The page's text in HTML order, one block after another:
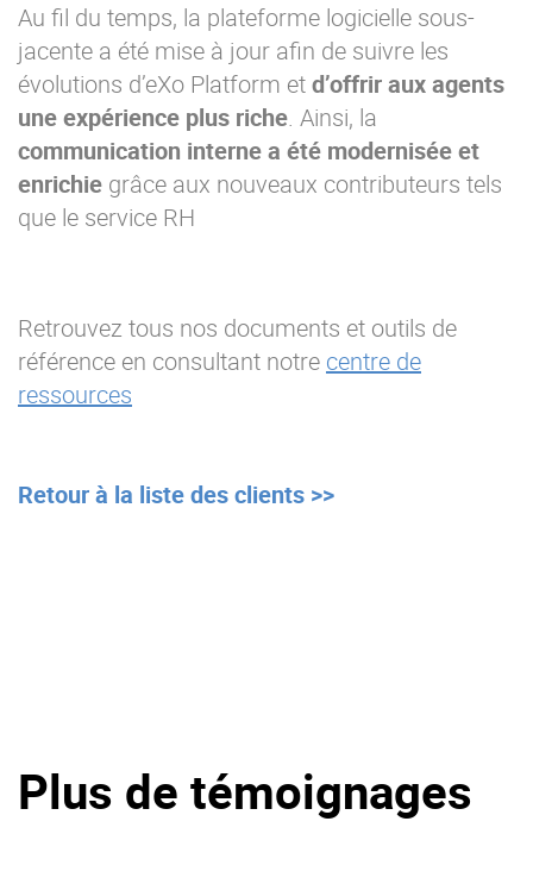
Au fil du temps, la plateforme logicielle sous-
jacente a été mise à jour afin de suivre les
évolutions d’eXo Platform etd’offrir aux agents
une expérience plus riche. Ainsi, la
communication interne a été modernisée et
enrichie grâce aux nouveaux contributeurs tels
que le service RH
Retrouvez tous nos documents et outils de
référence en consultant notre centre de
ressources
Retour à la liste des clients >>
Plus de témoignages